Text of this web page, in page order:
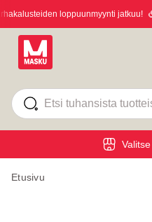
loppuunmyynti jatkuu!
Etusivu